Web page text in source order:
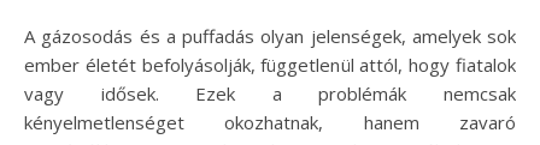
A gázosodás és a puffadás olyan jelenségek, amelyek sok
ember életét befolyásolják, függetlenül attól, hogy fiatalok
vagy idősek. Ezek a problémák nemcsak
kényelmetlenséget okozhatnak, hanem zavaró